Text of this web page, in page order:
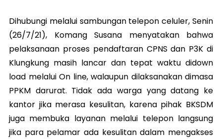
Dihubungi melalui sambungan telepon celuler, Senin
(26/7/21), Komang Susana menyatakan bahwa
pelaksanaan proses pendaftaran CPNS dan P3K di
Klungkung masih lancar dan tepat waktu didown
load melalui On line, walaupun dilaksanakan dimasa
PPKM darurat. Tidak ada warga yang datang ke
kantor jika merasa kesulitan, karena pihak BKSDM
juga membuka layanan melalui telepon langsung
jika para pelamar ada kesulitan dalam mengakses